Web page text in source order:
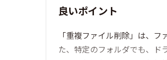
良いポイント
「重複ファイル削除」は、
た、特定のフォルダでも、ド